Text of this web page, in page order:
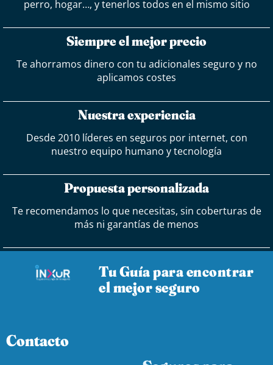
perro, hogar…, y tenerlos todos en el mismo sitio
Siempre el mejor precio
Te ahorramos dinero con tu adicionales seguro y no
aplicamos costes
Nuestra experiencia
Desde 2010 líderes en seguros por internet, con
nuestro equipo humano y tecnología
Propuesta personalizada
Te recomendamos lo que necesitas, sin coberturas de
más ni garantías de menos
Tu Guía para encontrar
el mejor seguro
Contacto